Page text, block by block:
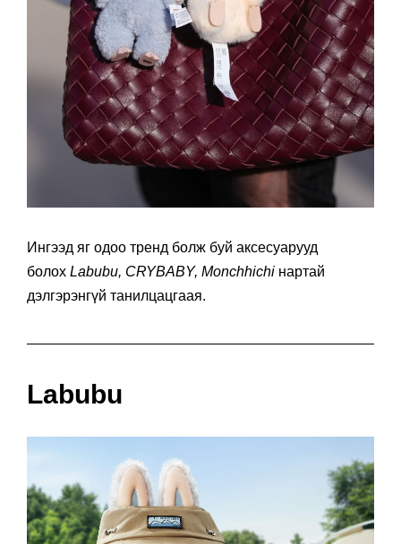
Ингээд яг одоо тренд болж буй аксесуарууд
болох Labubu, CRYBABY, Monchhichi нартай
дэлгэрэнгүй танилцацгаая.
Labubu